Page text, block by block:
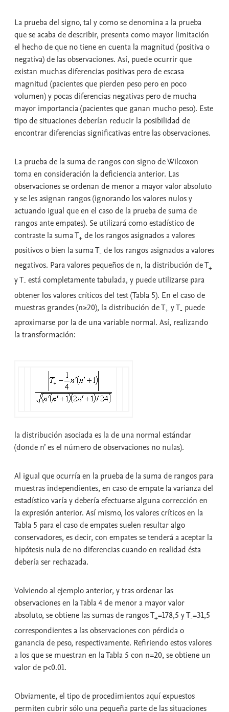
La prueba del signo, tal y como se denomina a la prueba
que se acaba de describir, presenta como mayor limitación
el hecho de que no tiene en cuenta la magnitud (positiva o
negativa) de las observaciones. Así, puede ocurrir que
existan muchas diferencias positivas pero de escasa
magnitud (pacientes que pierden peso pero en poco
volumen) y pocas diferencias negativas pero de mucha
mayor importancia (pacientes que ganan mucho peso). Este
tipo de situaciones deberían reducir la posibilidad de
encontrar diferencias significativas entre las observaciones.
La prueba de la suma de rangos con signo de Wilcoxon
toma en consideración la deficiencia anterior. Las
observaciones se ordenan de menor a mayor valor absoluto
y se les asignan rangos (ignorando los valores nulos y
actuando igual que en el caso de la prueba de suma de
rangos ante empates). Se utilizará como estadístico de
contraste la suma T+ de los rangos asignados a valores
positivos o bien la suma T- de los rangos asignados a valores
negativos. Para valores pequeños de n, la distribución de T+
y T- está completamente tabulada, y puede utilizarse para
obtener los valores críticos del test (Tabla 5). En el caso de
muestras grandes (n≥20), la distribución de T+ y T- puede
aproximarse por la de una variable normal. Así, realizando
la transformación:
la distribución asociada es la de una normal estándar
(donde n’ es el número de observaciones no nulas).
Al igual que ocurría en la prueba de la suma de rangos para
muestras independientes, en caso de empate la varianza del
estadístico varía y debería efectuarse alguna corrección en
la expresión anterior. Así mismo, los valores críticos en la
Tabla 5 para el caso de empates suelen resultar algo
conservadores, es decir, con empates se tenderá a aceptar la
hipótesis nula de no diferencias cuando en realidad ésta
debería ser rechazada.
Volviendo al ejemplo anterior, y tras ordenar las
observaciones en la Tabla 4 de menor a mayor valor
absoluto, se obtiene las sumas de rangos T+=178,5 y T-=31,5
correspondientes a las observaciones con pérdida o
ganancia de peso, respectivamente. Refiriendo estos valores
a los que se muestran en la Tabla 5 con n=20, se obtiene un
valor de p<0.01.
Obviamente, el tipo de procedimientos aquí expuestos
permiten cubrir sólo una pequeña parte de las situaciones